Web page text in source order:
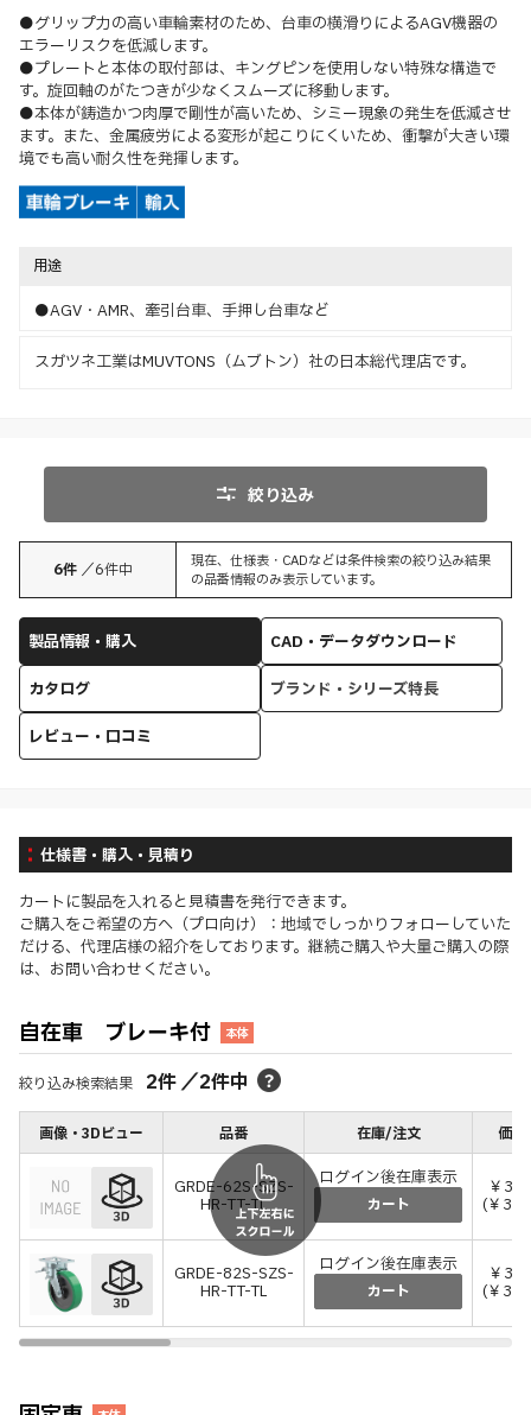
●グリップ力の高い車輪素材のため、台車の横滑りによるAGV機器の
エラーリスクを低減します。
●プレートと本体の取付部は、キングピンを使用しない特殊な構造で
す。旋回軸のがたつきが少なくスムーズに移動します。
●本体が鋳造かつ肉厚で剛性が高いため、シミー現象の発生を低減させ
ます。また、金属疲労による変形が起こりにくいため、衝撃が大きい環
境でも高い耐久性を発揮します。
用途
●AGV・AMR、牽引台車、手押し台車など
スガツネ工業はMUVTONS（ムブトン）社の日本総代理店です。
絞り込み
6件 ／6件中
現在、仕様表・CADなどは条件検索の絞り込み結果
の品番情報のみ表示しています。
製品情報・購入
CAD・データダウンロード
カタログ
ブランド・シリーズ特長
レビュー・口コミ
仕様書・購入・見積り
カートに製品を入れると見積書を発行できます。
ご購入をご希望の方へ（プロ向け）：地域でしっかりフォローしていた
だける、代理店様の紹介をしております。継続ご購入や大量ご購入の際
は、お問い合わせください。
自在車 ブレーキ付 本体
絞り込み検索結果 2件／2件中
画像・3Dビュー 品番 在庫/注文 価格
GRDE-62S-SZS-
HR-TT-TL
ログイン後在庫表示
カート
￥
(￥
GRDE-82S-SZS-
HR-TT-TL
ログイン後在庫表示
カート
￥
(￥